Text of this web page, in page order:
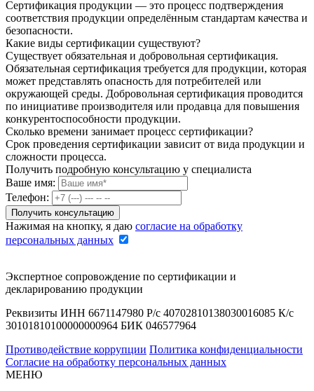
Сертификация продукции — это процесс подтверждения
соответствия продукции определённым стандартам качества и
безопасности.
Какие виды сертификации существуют?
Существует обязательная и добровольная сертификация.
Обязательная сертификация требуется для продукции, которая
может представлять опасность для потребителей или
окружающей среды. Добровольная сертификация проводится
по инициативе производителя или продавца для повышения
конкурентоспособности продукции.
Сколько времени занимает процесс сертификации?
Срок проведения сертификации зависит от вида продукции и
сложности процесса.
Получить подробную консультацию у специалиста
Ваше имя:
Телефон:
Нажимая на кнопку, я даю согласие на обработку
персональных данных
Экспертное сопровождение по сертификации и
декларированию продукции
Реквизиты ИНН 6671147980 Р/с 40702810138030016085 К/с
30101810100000000964 БИК 046577964
Противодействие коррупции Политика конфиденциальности
Согласие на обработку персональных данных
МЕНЮ